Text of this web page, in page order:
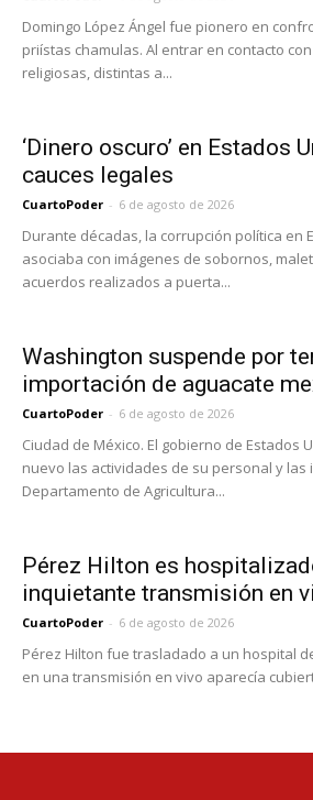
Domingo López Ángel fue pionero en
priístas chamulas. Al entrar en contacto
religiosas, distintas a...
‘Dinero oscuro’ en Estados
cauces legales
CuartoPoder - 6 de agosto de 2026
Durante décadas, la corrupción política en
asociaba con imágenes de sobornos,
acuerdos realizados a puerta...
Washington suspende por
importación de aguacate
CuartoPoder - 6 de agosto de 2026
Ciudad de México. El gobierno de Estados
nuevo las actividades de su personal y las
Departamento de Agricultura...
Pérez Hilton es
inquietante transmisión en
CuartoPoder - 6 de agosto de 2026
Pérez Hilton fue trasladado a un hospital
en una transmisión en vivo aparecía